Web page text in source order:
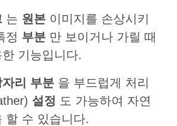
는 원본 이미지를 손상시키
정 부분 만 보이거나 가릴 때
기능입니다.
리 부분 을 부드럽게 처리
설정 도 가능하여 자연
할 수 있습니다.